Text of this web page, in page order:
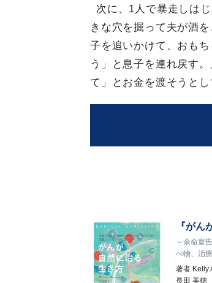
次に、1人で暴走しは
きな穴を掘って夫が酒
子を追いかけて、おも
う」と息子を連れ戻す
て」とお金を渡そうと
『がん
～余命宣
べ物、治
著者 Kelly
長田 美穂